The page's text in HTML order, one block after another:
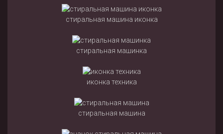
стиральная машина иконка
стиральная машинка
иконка техника
стиральная машина